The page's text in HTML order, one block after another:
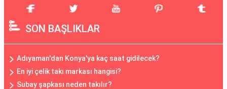
SON BAŞLIKLAR
Adıyaman'dan Konya'ya kaç saat gidilecek?
En iyi çelik takı markası hangisi?
Subay şapkası neden takılır?